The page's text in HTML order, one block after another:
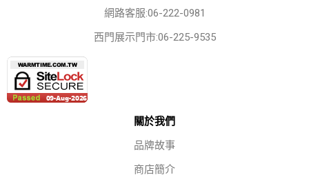
網路客服:06-222-0981
西門展示門市:06-225-9535
關於我們
品牌故事
商店簡介